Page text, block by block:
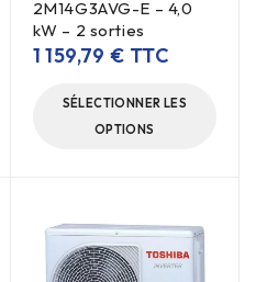
2M14G3AVG-E – 4,0
kW – 2 sorties
1 159,79€ TTC
SÉLECTIONNER LES
OPTIONS